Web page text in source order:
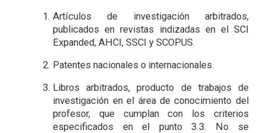
Artículos de investigación arbitrados,
publicados en revistas indizadas en el SCI
Expanded, AHCI, SSCI y SCOPUS.
Patentes nacionales o internacionales.
Libros arbitrados, producto de trabajos de
investigación en el área de conocimiento del
profesor, que cumplan con los criterios
especificados en el punto 3.3. No se